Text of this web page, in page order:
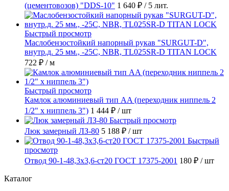
(цементовозов) "DDS-10" 1 640 ₽ / 5 лит.
Быстрый просмотр
Маслобензостойкий напорный рукав "SURGUT-D",
внутр.д. 25 мм., -25C, NBR, TL025SR-D TITAN LOCK
722 ₽ / м
Быстрый просмотр
Камлок алюминиевый тип AA (переходник ниппель 2
1/2" х ниппель 3") 1 444 ₽ / шт
Быстрый просмотр
Люк замерный ЛЗ-80 5 188 ₽ / шт
Быстрый
просмотр
Отвод 90-1-48,3х3,6-ст20 ГОСТ 17375-2001 180 ₽ / шт
Каталог